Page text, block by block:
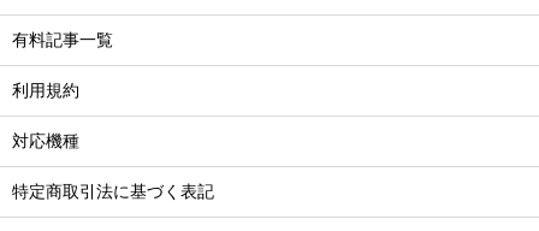
有料記事一覧
利用規約
対応機種
特定商取引法に基づく表記